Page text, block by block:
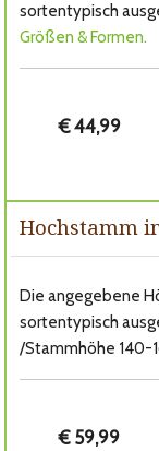
sortentypisch
Größen & Formen.
€ 44,99
Hochstamm
Die angegebene
sortentypisch
/Stammhöhe 140-
€ 59,99